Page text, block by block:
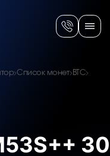
Список монет BTC